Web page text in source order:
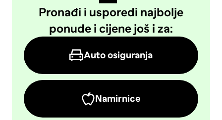
Pronađi i usporedi najbolje
ponude i cijene još i za:
Auto osiguranja
Namirnice